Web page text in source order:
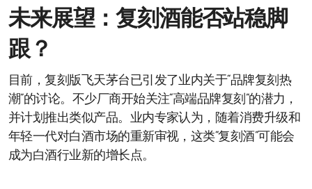
未来展望：复刻酒能否站稳脚
跟？
目前，复刻版飞天茅台已引发了业内关于“品牌复刻热
潮”的讨论。不少厂商开始关注“高端品牌复刻”的潜力，
并计划推出类似产品。业内专家认为，随着消费升级和
年轻一代对白酒市场的重新审视，这类“复刻酒”可能会
成为白酒行业新的增长点。